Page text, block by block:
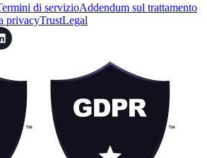
di servizioAddendum sul trattamento
privacyTrustLegal